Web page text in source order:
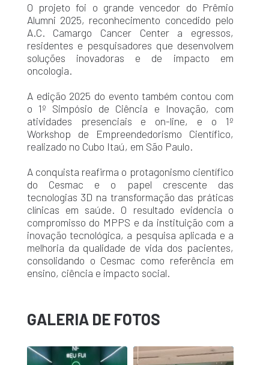
O projeto foi o grande vencedor do Prêmio
Alumni 2025, reconhecimento concedido pelo
A.C. Camargo Cancer Center a egressos,
residentes e pesquisadores que desenvolvem
soluções inovadoras e de impacto em
oncologia.
A edição 2025 do evento também contou com
o 1º Simpósio de Ciência e Inovação, com
atividades presenciais e on-line, e o 1º
Workshop de Empreendedorismo Científico,
realizado no Cubo Itaú, em São Paulo.
A conquista reafirma o protagonismo científico
do Cesmac e o papel crescente das
tecnologias 3D na transformação das práticas
clínicas em saúde. O resultado evidencia o
compromisso do MPPS e da instituição com a
inovação tecnológica, a pesquisa aplicada e a
melhoria da qualidade de vida dos pacientes,
consolidando o Cesmac como referência em
ensino, ciência e impacto social.
GALERIA DE FOTOS